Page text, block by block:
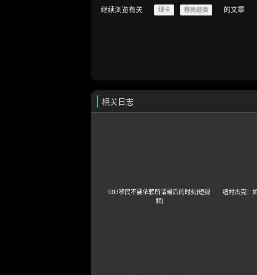
继续浏览有关 绿卡 移民经验 的文章
相关日志
003移民不要依赖所谓最后的时刻[短视
频]
纽村杰克：